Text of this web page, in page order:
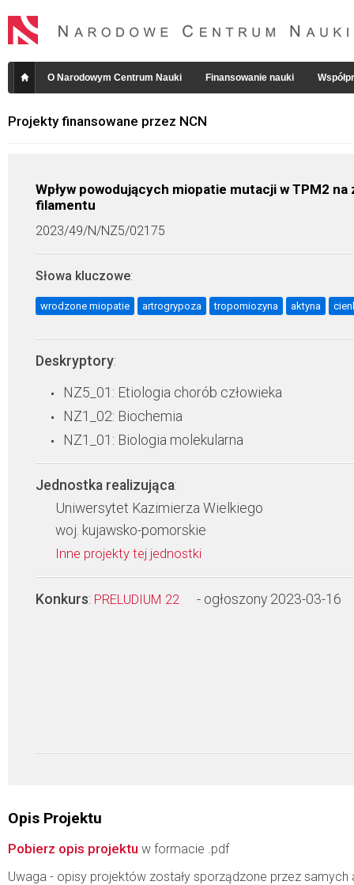
O Narodowym Centrum Nauki Finansowanie nauki
Projekty finansowane przez NCN
Wpływ powodujących miopatie mutacji w TPM2
filamentu
2023/49/N/NZ5/02175
Słowa kluczowe:
wrodzone miopatie artrogrypoza tropomiozyna aktyna
Deskryptory:
NZ5_01: Etiologia chorób człowieka
NZ1_02: Biochemia
NZ1_01: Biologia molekularna
Jednostka realizująca:
Uniwersytet Kazimierza Wielkiego
woj. kujawsko-pomorskie
Inne projekty tej jednostki
Konkurs: PRELUDIUM 22 - ogłoszony 2023-03-16
Opis Projektu
Pobierz opis projektu w formacie .pdf
Uwaga - opisy projektów zostały sporządzone przez